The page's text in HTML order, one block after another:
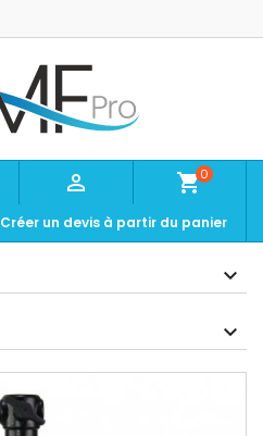
 shopping_cart0
Créer un devis à partir du panier